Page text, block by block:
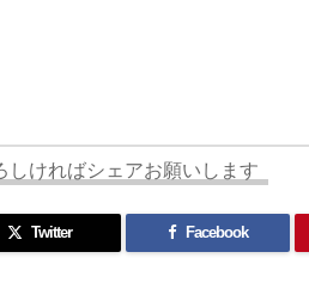
s o
n
d
しければシェアお願いします
Twitter Facebook